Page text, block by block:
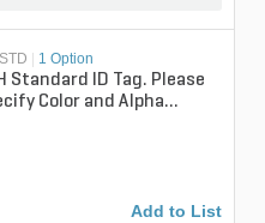
1 Option
Standard ID Tag. Please
Color and Alpha
Add to List